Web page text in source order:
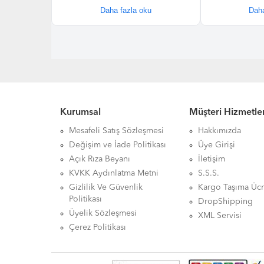
Kurumsal
Mesafeli Satış Sözleşmesi
Değişim ve İade Politikası
Açık Rıza Beyanı
KVKK Aydınlatma Metni
Gizlilik Ve Güvenlik
Politikası
Üyelik Sözleşmesi
Çerez Politikası
Müşteri
Hakkımızda
Üye Girişi
İletişim
S.S.S.
Kargo Taşıma
DropShipping
XML Servisi